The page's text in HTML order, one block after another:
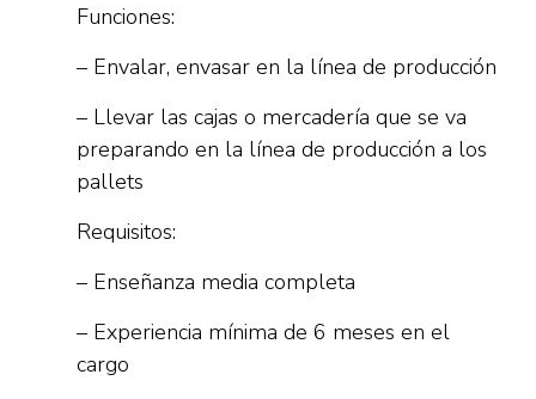
Funciones:
– Envalar, envasar en la línea de producción
– Llevar las cajas o mercadería que se va
preparando en la línea de producción a los
pallets
Requisitos:
– Enseñanza media completa
– Experiencia mínima de 6 meses en el
cargo